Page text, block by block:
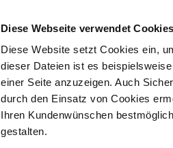
Diese Webseite verwendet Cookies
Diese Website setzt Cookies ein,
dieser Dateien ist es
einer Seite anzuzeigen. Auch
durch den Einsatz von Cookies
Ihren Kundenwünschen
gestalten.